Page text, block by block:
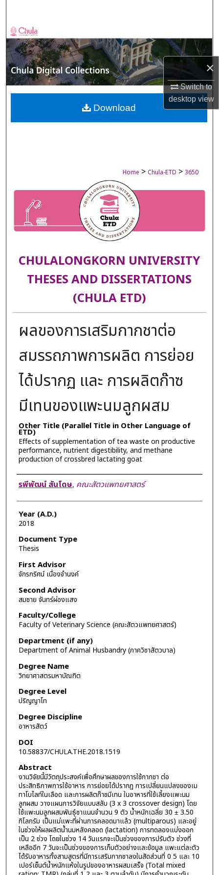
×
Switch to
desktopview
Browse Collections
My Account
About
Digital Commons Network™
Home > Chula-ETD > 3650
CHULALONGKORN UNIVERSITY
THESES AND DISSERTATIONS
(CHULA ETD)
ผลของการเสริมกากชาต่อ
สมรรถภาพการผลิต การย่อย
ได้ปรากฏ และ การผลิตก๊าซ
มีเทนของแพะนมลูกผสม
Other Title (Parallel Title in Other Language of
ETD)
Effects of supplementation of tea waste on productive
performance, nutrient digestibility, and methane
production of crossbred lactating goat
Author
รพีพัฒน์ สันโดษ, คณะสัตวแพทยศาสตร์
Year (A.D.)
2018
Document Type
Thesis
First Advisor
จักรกริศน์ เนื่องจำนงค์
Second Advisor
สมชาย จันทร์ผ่องแสง
Faculty/College
Faculty of Veterinary Science (คณะสัตวแพทยศาสตร์)
Department (if any)
Department of Animal Husbandry (ภาควิชาสัตวบาล)
Degree Name
วิทยาศาสตรมหาบัณฑิต
Degree Level
ปริญญาโท
Degree Discipline
อาหารสัตว์
DOI
10.58837/CHULA.THE.2018.1519
Abstract
งานวิจัยนี้มีวัตถุประสงค์เพื่อศึกษาผลของการใช้กากชา ต่อ
ประสิทธิภาพการใช้อาหาร การย่อยได้ปรากฏ การเปลี่ยนแปลงของเม
ทาโบไลท์ในเลือด และการผลิตก๊าซมีเทน ในอาหารที่ใช้เลี้ยงแพะนม
ลูกผสม วางแผนการวิจัยแบบสลับ (3 x 3 crossover design) โดย
ใช้แพะนมลูกผสมพันธุ์ซาแนนจำนวน 9 ตัว น้ำหนักเฉลี่ย 30 ± 3.50
กิโลกรัม เป็นแม่แพะที่ผ่านการคลอดมาแล้ว (multiparous) และอยู่
ในช่วงให้ผลผลิตน้ำนมหลังคลอด (lactation) การทดลองแบ่งออก
เป็น 2 ช่วง โดยในช่วง 14 วันแรกจะเป็นช่วงของการปรับตัว ช่วงที่
เหลืออีก 7 วันจะเป็นช่วงของการเก็บตัวอย่างและข้อมูล แพะแต่ละตัว
ได้รับอาหารทั้งสามสูตรที่มีการเสริมกากชาลงในสัดส่วนที่ 0 5 และ 10
เปอร์เซ็นต์น้ำหนักแห้งในรูปของอาหารผสมเสร็จ (Total mixed
Download